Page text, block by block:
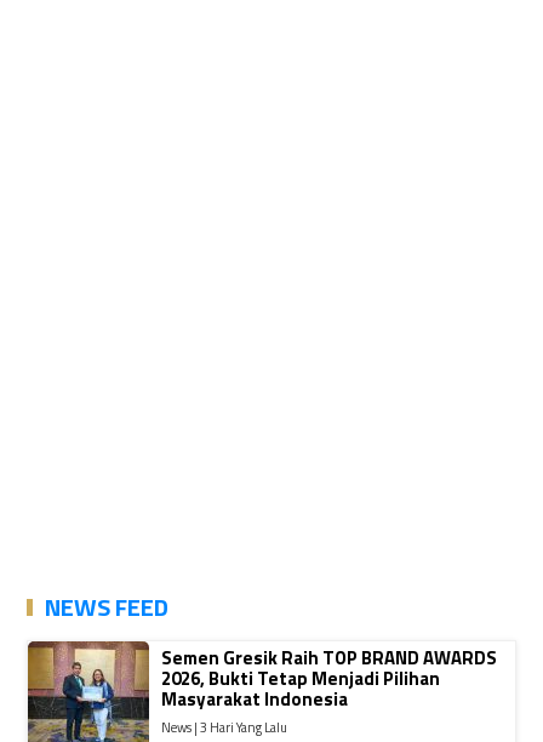
NEWS FEED
Semen Gresik Raih TOP BRAND AWARDS
2026, Bukti Tetap Menjadi Pilihan
Masyarakat Indonesia
News | 3 Hari Yang Lalu